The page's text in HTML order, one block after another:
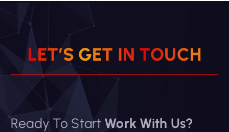
LET’S GET IN TOUCH
Ready To Start Work With Us?